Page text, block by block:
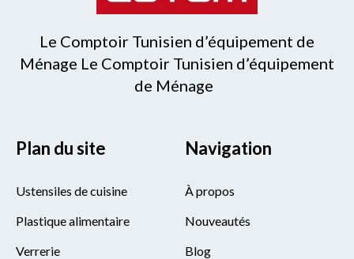
Le Comptoir Tunisien d’équipement de
Ménage Le Comptoir Tunisien d’équipement
de Ménage
Plan du site
Ustensiles de cuisine
Plastique alimentaire
Verrerie
Navigation
À propos
Nouveautés
Blog